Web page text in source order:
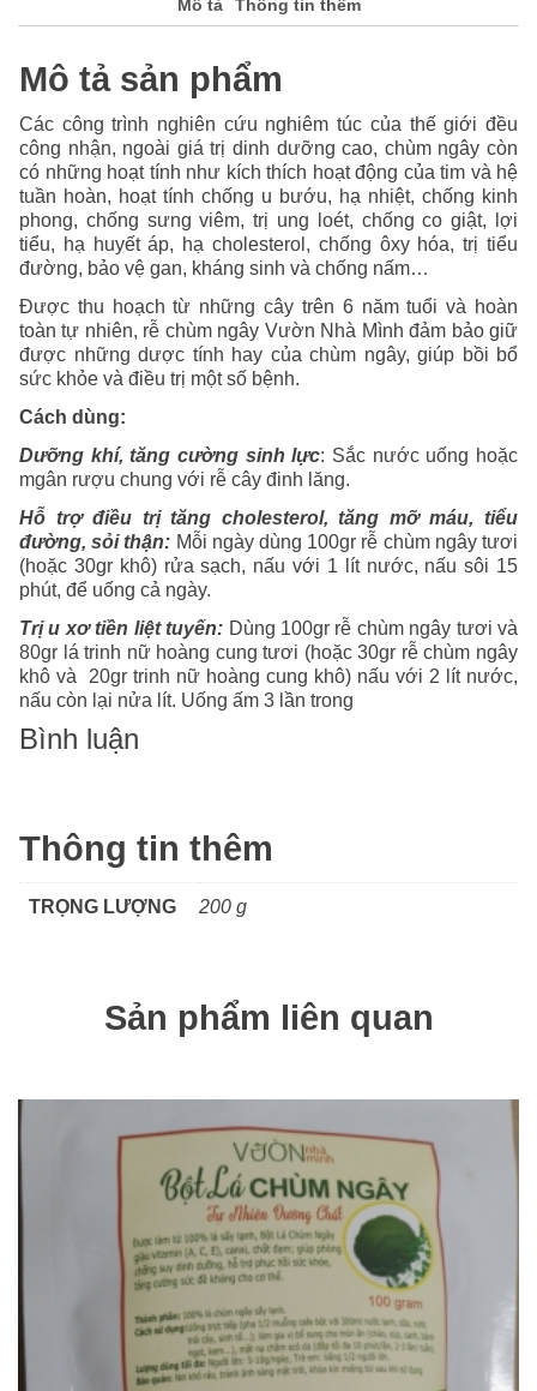
Mô tả Thông tin thêm
Mô tả sản phẩm
Các công trình nghiên cứu nghiêm túc của thế giới đều
công nhận, ngoài giá trị dinh dưỡng cao, chùm ngây còn
có những hoạt tính như kích thích hoạt động của tim và hệ
tuần hoàn, hoạt tính chống u bướu, hạ nhiệt, chống kinh
phong, chống sưng viêm, trị ung loét, chống co giật, lợi
tiểu, hạ huyết áp, hạ cholesterol, chống ôxy hóa, trị tiểu
đường, bảo vệ gan, kháng sinh và chống nấm…
Được thu hoạch từ những cây trên 6 năm tuổi và hoàn
toàn tự nhiên, rễ chùm ngây Vườn Nhà Mình đảm bảo giữ
được những dược tính hay của chùm ngây, giúp bồi bổ
sức khỏe và điều trị một số bệnh.
Cách dùng:
Dưỡng khí, tăng cường sinh lực: Sắc nước uống hoặc
mgân rượu chung với rễ cây đinh lăng.
Hỗ trợ điều trị tăng cholesterol, tăng mỡ máu, tiểu
đường, sỏi thận: Mỗi ngày dùng 100gr rễ chùm ngây tươi
(hoặc 30gr khô) rửa sạch, nấu với 1 lít nước, nấu sôi 15
phút, để uống cả ngày.
Trị u xơ tiền liệt tuyến: Dùng 100gr rễ chùm ngây tươi và
80gr lá trinh nữ hoàng cung tươi (hoặc 30gr rễ chùm ngây
khô và 20gr trinh nữ hoàng cung khô) nấu với 2 lít nước,
nấu còn lại nửa lít. Uống ấm 3 lần trong
Bình luận
Thông tin thêm
TRỌNG LƯỢNG 200 g
Sản phẩm liên quan